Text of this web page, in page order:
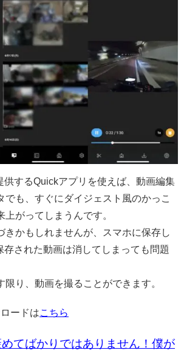
供するQuickアプリを使えば、動画編集
でも、すぐにダイジェスト風のかっこ
がってしまうんです。
きかもしれませんが、スマホに保存し
存された動画は消してしまっても問題
限り、動画を撮ることができます。
ードはこちら
てばかりではありません！僕が